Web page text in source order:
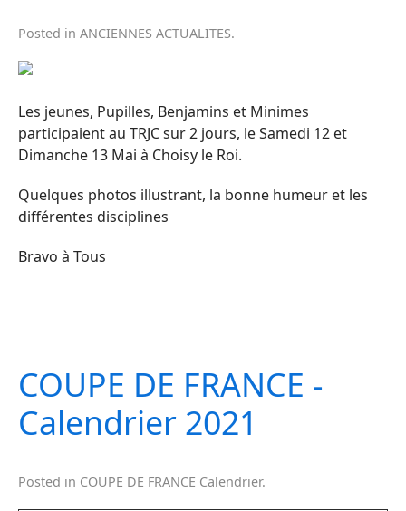
Posted in ANCIENNES ACTUALITES.
Les jeunes, Pupilles, Benjamins et Minimes
participaient au TRJC sur 2 jours, le Samedi 12 et
Dimanche 13 Mai à Choisy le Roi.
Quelques photos illustrant, la bonne humeur et les
différentes disciplines
Bravo à Tous
COUPE DE FRANCE -
Calendrier 2021
Posted in COUPE DE FRANCE Calendrier.